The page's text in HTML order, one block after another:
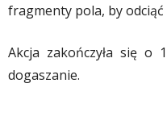
fragmenty pola, by
Akcja zakończyła się o
dogaszanie.